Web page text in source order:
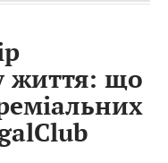
життя: що